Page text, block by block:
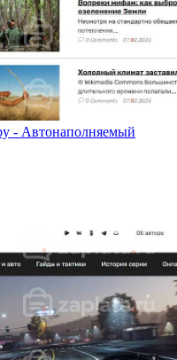
- Автонаполняемый